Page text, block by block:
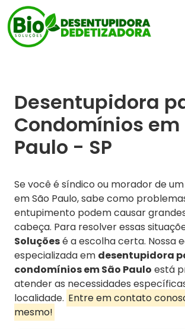
Desentupidora
Condomínios em
Paulo - SP
Se você é síndico ou morador de
em São Paulo, sabe como
entupimento podem causar
cabeça. Para resolver essas
Soluçõesé a escolha certa. Nossa
especializada em desentupidora
condomínios em São Paulo está
atender as necessidades
localidade. Entre em contato
mesmo!